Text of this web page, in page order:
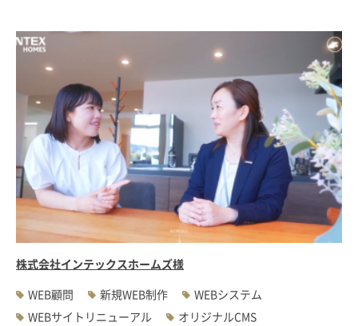
株式会社インテックスホームズ様
WEB顧問
新規WEB制作
WEBシステム
WEBサイトリニューアル
オリジナルCMS